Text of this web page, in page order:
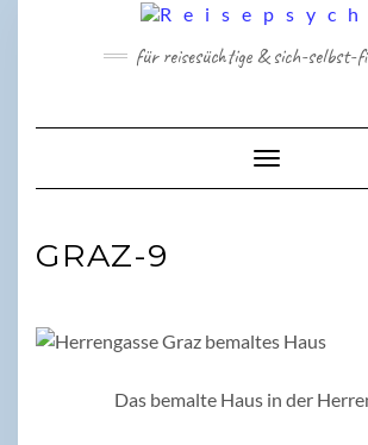
für reisesüchtige & sich-selbst-
Toggle
GRAZ-9
Das bemalte Haus in der